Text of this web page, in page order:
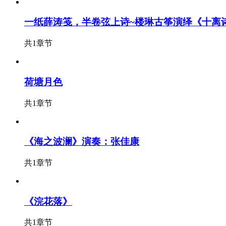
一纸薛涛笺，半卷弦上诗~楼琳古筝演绎《十离
共1章节
荷塘月色
共1章节
《海之波澜》演奏：张佳康
共1章节
《浣花落》
共1章节